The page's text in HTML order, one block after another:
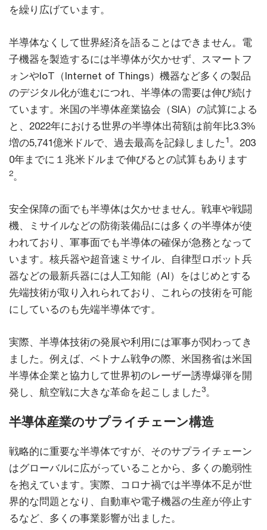
を繰り広げています。
半導体なくして世界経済を語ることはできません。電
子機器を製造するには半導体が欠かせず、スマートフ
ォンやIoT（Internet of Things）機器など多くの製品
のデジタル化が進むにつれ、半導体の需要は伸び続け
ています。米国の半導体産業協会（SIA）の試算による
と、2022年における世界の半導体出荷額は前年比3.3%
増の5,741億米ドルで、過去最高を記録しました1。203
0年までに１兆米ドルまで伸びるとの試算もあります
2。
安全保障の面でも半導体は欠かせません。戦車や戦闘
機、ミサイルなどの防衛装備品には多くの半導体が使
われており、軍事面でも半導体の確保が急務となって
います。核兵器や超音速ミサイル、自律型ロボット兵
器などの最新兵器には人工知能（AI）をはじめとする
先端技術が取り入れられており、これらの技術を可能
にしているのも先端半導体です。
実際、半導体技術の発展や利用には軍事が関わってき
ました。例えば、ベトナム戦争の際、米国務省は米国
半導体企業と協力して世界初のレーザー誘導爆弾を開
発し、航空戦に大きな革命を起こしました3。
半導体産業のサプライチェーン構造
戦略的に重要な半導体ですが、そのサプライチェーン
はグローバルに広がっていることから、多くの脆弱性
を抱えています。実際、コロナ禍では半導体不足が世
界的な問題となり、自動車や電子機器の生産が停止す
るなど、多くの事業影響が出ました。